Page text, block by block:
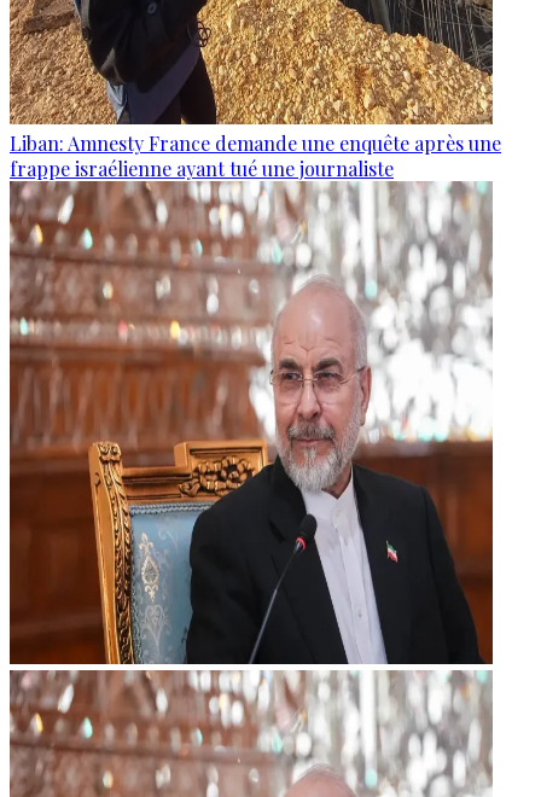
Liban: Amnesty France demande une enquête après une
frappe israélienne ayant tué une journaliste